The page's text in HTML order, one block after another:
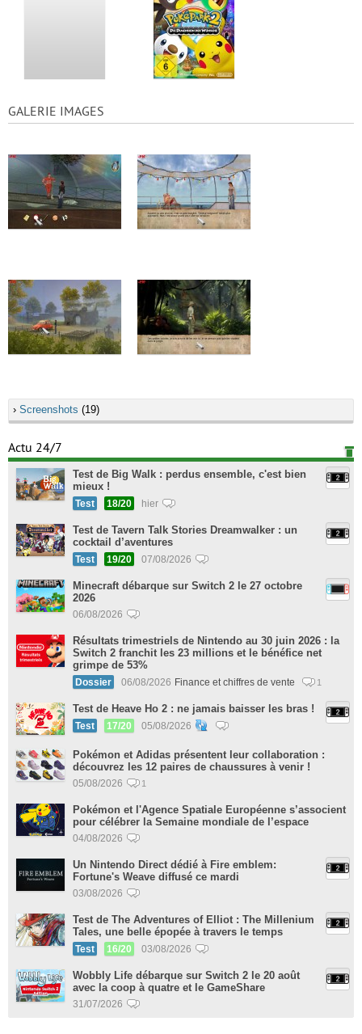
GALERIE IMAGES
› Screenshots (19)
Actu 24/7
Test de Big Walk : perdus ensemble, c'est bien
mieux !
Test 18/20 hier
Test de Tavern Talk Stories Dreamwalker : un
cocktail d’aventures
Test 19/20 07/08/2026
Minecraft débarque sur Switch 2 le 27 octobre
2026
06/08/2026
Résultats trimestriels de Nintendo au 30 juin 2026 : la
Switch 2 franchit les 23 millions et le bénéfice net
grimpe de 53%
Dossier 06/08/2026 Finance et chiffres de vente 1
Test de Heave Ho 2 : ne jamais baisser les bras !
Test 17/20 05/08/2026
Pokémon et Adidas présentent leur collaboration :
découvrez les 12 paires de chaussures à venir !
05/08/2026 1
Pokémon et l'Agence Spatiale Européenne s’associent
pour célébrer la Semaine mondiale de l’espace
04/08/2026
Un Nintendo Direct dédié à Fire emblem:
Fortune's Weave diffusé ce mardi
03/08/2026
Test de The Adventures of Elliot : The Millenium
Tales, une belle épopée à travers le temps
Test 16/20 03/08/2026
Wobbly Life débarque sur Switch 2 le 20 août
avec la coop à quatre et le GameShare
31/07/2026